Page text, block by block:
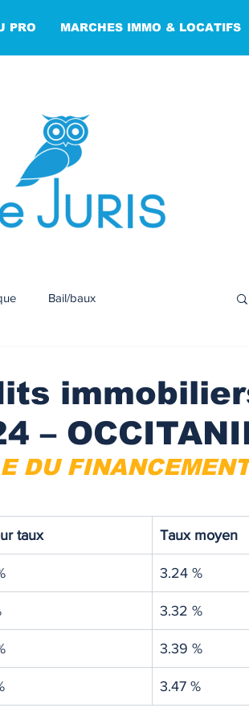
PRO MARCHES IMMO & LOCATIFS
Bail/baux
IMMOBILIES & LOCATIFS
neuf Marchés locatifs
Fiscalité de l'investissement
taux des prêts immobiliers
courant d'associés
–
DU
taux Taux moyen
3.24 %
3.32 %
3.39 %
3.47 %